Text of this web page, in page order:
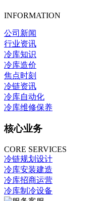
INFORMATION
公司新闻
行业资讯
冷库知识
冷库造价
焦点时刻
冷链资讯
冷库自动化
冷库维修保养
核心业务
CORE SERVICES
冷链规划设计
冷库安装建造
冷库招商运营
冷库制冷设备